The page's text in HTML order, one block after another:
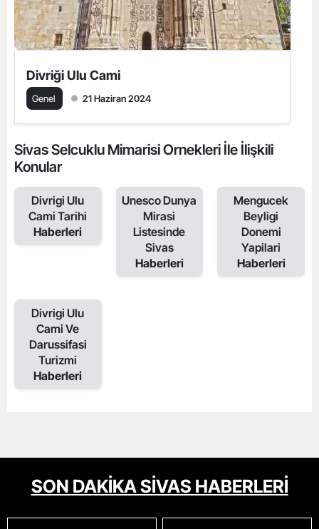
Divriği Ulu Cami
Genel 21 Haziran 2024
Sivas Selcuklu Mimarisi Ornekleri İle İlişkili
Konular
Divrigi Ulu
Cami Tarihi
Haberleri
Unesco Dunya
Mirasi
Listesinde
Sivas
Haberleri
Mengucek
Beyligi
Donemi
Yapilari
Haberleri
Divrigi Ulu
Cami Ve
Darussifasi
Turizmi
Haberleri
SON DAKİKA SİVAS HABERLERİ